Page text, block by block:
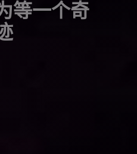
等一个奇